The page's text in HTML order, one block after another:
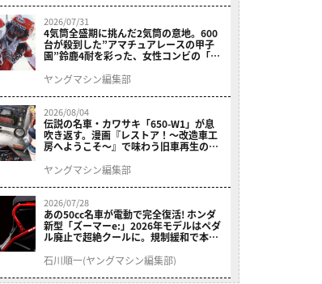
2026/07/31
4気筒全盛期に挑んだ2気筒の意地。600
台が殺到した”アマチュアレースの甲子
園”鈴鹿4耐を彩った、女性コンビの「ス
ヤングマシン編集部
2026/08/04
伝説の名車・カワサキ「650-W1」が息
吹き返す。漫画『レストア！～改造車工
房へようこそ～』で味わう旧車再生のロ
ヤングマシン編集部
2026/07/28
あの50cc名車が電動で完全復活! ホンダ
新型「ズーマーe:」2026年モデルはペダ
ル廃止で超絶クールに。規制緩和で本来
石川順一(ヤングマシン編集部)